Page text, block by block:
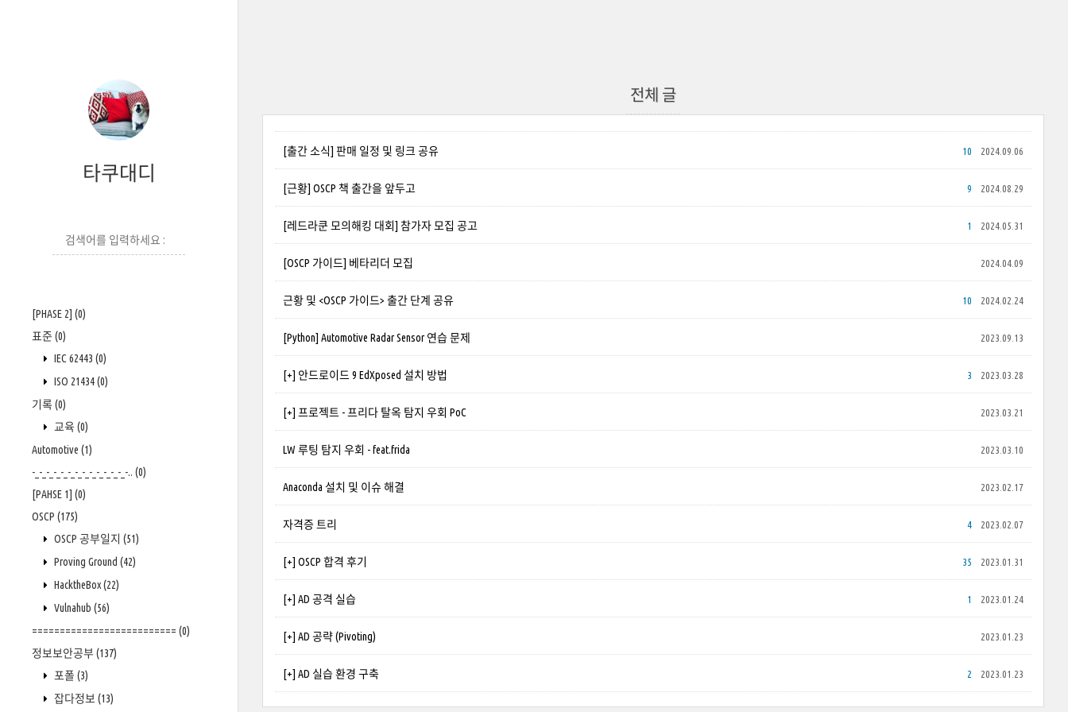
타쿠대디
[PHASE 2] (0)
표준 (0)
IEC 62443 (0)
ISO 21434(0)
기록 (0)
교육 (0)
Automotive (1)
-_-_-_-_-_-_-_-_-_-_-_-_-_-.. (0)
[PAHSE 1] (0)
OSCP (175)
OSCP 공부일지 (51)
Proving Ground (42)
HacktheBox(22)
Vulnahub (56)
========================== (0)
정보보안공부 (137)
포폴 (3)
잡다정보 (13)
전체 글
[출간 소식] 판매 일정 및 링크 공유 2024.09.06
10
[근황] OSCP 책 출간을 앞두고 2024.08.29
9
[레드라쿤 모의해킹 대회] 참가자 모집 공고 2024.05.31
1
[OSCP 가이드] 베타리더 모집 2024.04.09
근황 및 <OSCP 가이드> 출간 단계 공유 2024.02.24
10
[Python] Automotive Radar Sensor 연습 문제 2023.09.13
[+] 안드로이드 9 EdXposed 설치 방법 2023.03.28
3
[+] 프로젝트 - 프리다 탈옥 탐지 우회 PoC 2023.03.21
LW 루팅 탐지 우회 - feat.frida 2023.03.10
Anaconda 설치 및 이슈 해결 2023.02.17
자격증 트리 2023.02.07
4
[+] OSCP 합격 후기 2023.01.31
35
[+] AD 공격 실습 2023.01.24
1
[+] AD 공략 (Pivoting) 2023.01.23
[+] AD 실습 환경 구축 2023.01.23
2